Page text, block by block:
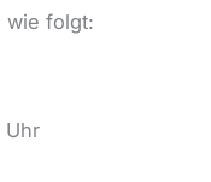
wie folgt:
Uhr